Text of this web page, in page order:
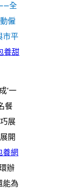
全
僱
市平
養甜
‘一
餐
展
開
養網
辦
能為